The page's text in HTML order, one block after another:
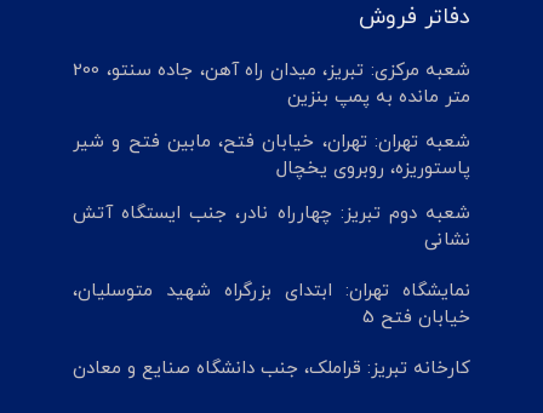
دفاتر فروش
شعبه مرکزی: تبریز، میدان راه آهن، جاده سنتو، 200
متر مانده به پمپ بنزین
شعبه تهران: تهران، خیابان فتح، مابین فتح و شیر
پاستوریزه، روبروی یخچال
شعبه دوم تبریز: چهارراه نادر، جنب ایستگاه آتش
نشانی
نمایشگاه تهران: ابتدای بزرگراه شهید متوسلیان،
خیابان فتح 5
کارخانه تبریز: قراملک، جنب دانشگاه صنایع و معادن